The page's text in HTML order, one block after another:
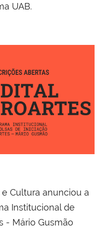
UAB.
Cultura anunciou a
Institucional de
- Mário Gusmão